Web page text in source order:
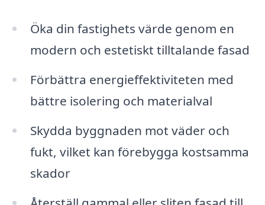
Öka din fastighets värde genom en
modern och estetiskt tilltalande fasad
Förbättra energieffektiviteten med
bättre isolering och materialval
Skydda byggnaden mot väder och
fukt, vilket kan förebygga kostsamma
skador